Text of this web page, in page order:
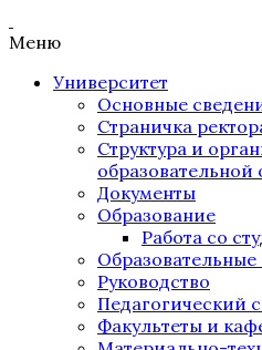
Меню
Университет
Основные
Страничка
Структура и
образовательной
Документы
Образование
Работа со
Образовательные
Руководство
Педагогический
Факультеты и